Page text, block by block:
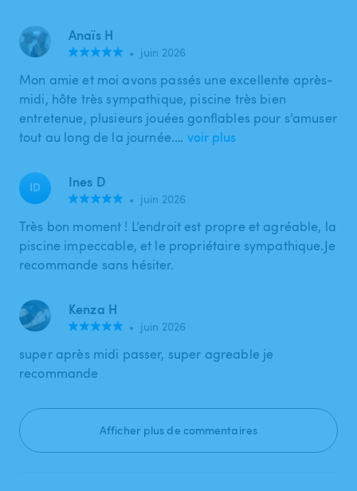
Anaïs H
• juin 2026
Mon amie et moi avons passés une excellente après-
midi, hôte très sympathique, piscine très bien
entretenue, plusieurs jouées gonflables pour s’amuser
tout au long de la journée.… voir plus
ID Ines D
• juin 2026
Très bon moment ! L’endroit est propre et agréable, la
piscine impeccable, et le propriétaire sympathique.Je
recommande sans hésiter.
Kenza H
• juin 2026
super après midi passer, super agreable je
recommande
Afficher plus de commentaires